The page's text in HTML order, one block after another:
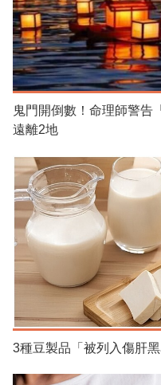
鬼門開倒數！命理師警告
遠離2地
3種豆製品「被列入傷肝